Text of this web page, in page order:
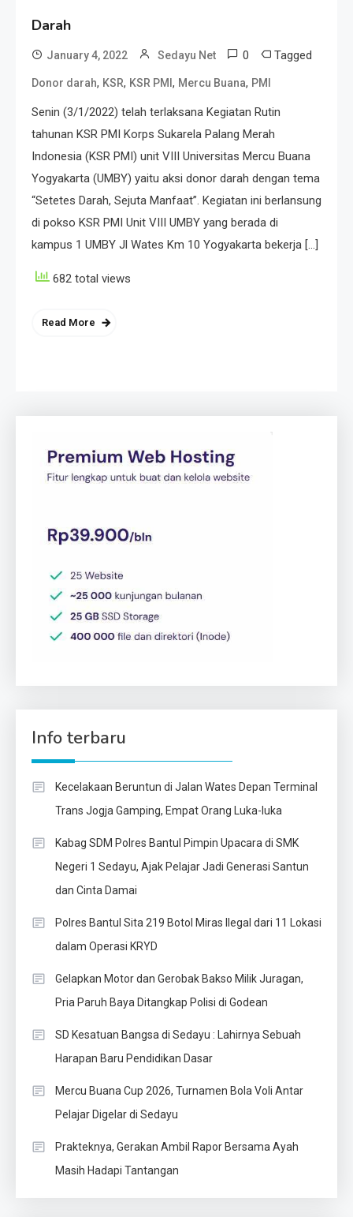
Darah
January 4, 2022 Sedayu Net 0 Tagged
Donor darah, KSR, KSR PMI, Mercu Buana, PMI
Senin (3/1/2022) telah terlaksana Kegiatan Rutin
tahunan KSR PMI Korps Sukarela Palang Merah
Indonesia (KSR PMI) unit VIII Universitas Mercu Buana
Yogyakarta (UMBY) yaitu aksi donor darah dengan tema
“Setetes Darah, Sejuta Manfaat”. Kegiatan ini berlansung
di pokso KSR PMI Unit VIII UMBY yang berada di
kampus 1 UMBY Jl Wates Km 10 Yogyakarta bekerja […]
682 total views
Read More
Info terbaru
Kecelakaan Beruntun di Jalan Wates Depan Terminal
Trans Jogja Gamping, Empat Orang Luka-luka
Kabag SDM Polres Bantul Pimpin Upacara di SMK
Negeri 1 Sedayu, Ajak Pelajar Jadi Generasi Santun
dan Cinta Damai
Polres Bantul Sita 219 Botol Miras Ilegal dari 11 Lokasi
dalam Operasi KRYD
Gelapkan Motor dan Gerobak Bakso Milik Juragan,
Pria Paruh Baya Ditangkap Polisi di Godean
SD Kesatuan Bangsa di Sedayu : Lahirnya Sebuah
Harapan Baru Pendidikan Dasar
Mercu Buana Cup 2026, Turnamen Bola Voli Antar
Pelajar Digelar di Sedayu
Prakteknya, Gerakan Ambil Rapor Bersama Ayah
Masih Hadapi Tantangan